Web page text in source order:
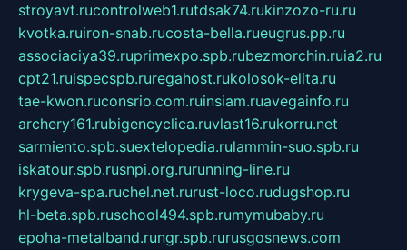
stroyavt.rucontrolweb1.rutdsak74.rukinzozo-ru.ru
kvotka.ruiron-snab.rucosta-bella.rueugrus.pp.ru
associaciya39.ruprimexpo.spb.rubezmorchin.ruia2.ru
cpt21.ruispecspb.ruregahost.rukolosok-elita.ru
tae-kwon.ruconsrio.com.ruinsiam.ruavegainfo.ru
archery161.rubigencyclica.ruvlast16.rukorru.net
sarmiento.spb.suextelopedia.rulammin-suo.spb.ru
iskatour.spb.rusnpi.org.rurunning-line.ru
krygeva-spa.ruchel.net.rurust-loco.rudugshop.ru
hl-beta.spb.ruschool494.spb.rumymubaby.ru
epoha-metalband.rungr.spb.rurusgosnews.com